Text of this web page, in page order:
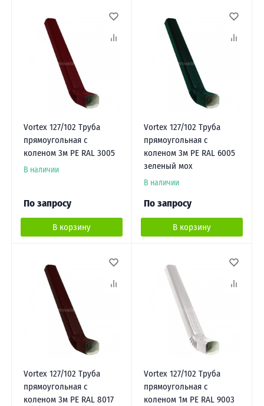
Vortex 127/102 Труба
прямоугольная с
коленом 3м PE RAL 3005
В наличии
По запросу
В корзину
Vortex 127/102 Труба
прямоугольная с
коленом 3м PE RAL 6005
зеленый мох
В наличии
По запросу
В корзину
Vortex 127/102 Труба
прямоугольная с
коленом 3м PE RAL 8017
Vortex 127/102 Труба
прямоугольная с
коленом 1м PE RAL 9003